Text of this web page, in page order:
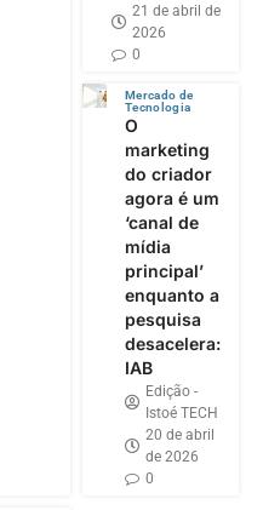
21 de abril de
2026
0
Mercado de
Tecnologia
O
marketing
do criador
agora é um
‘canal de
mídia
principal’
enquanto a
pesquisa
desacelera:
IAB
Edição -
Istoé TECH
20 de abril
de 2026
0